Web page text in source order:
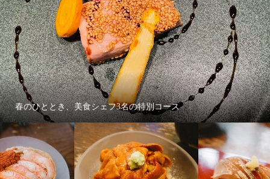
春のひととき、美食シェフ3名の特別コース